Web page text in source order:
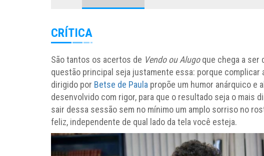
CRÍTICA
São tantos os acertos de Vendo ou Alugoque chega a ser
questão principal seja justamente essa: porque complicar
dirigido por Betse de Paula propõe um humor anárquico e
desenvolvido com rigor, para que o resultado seja o mais
sair dessa sessão sem no mínimo um amplo sorriso no
feliz, independente de qual lado da tela você esteja.